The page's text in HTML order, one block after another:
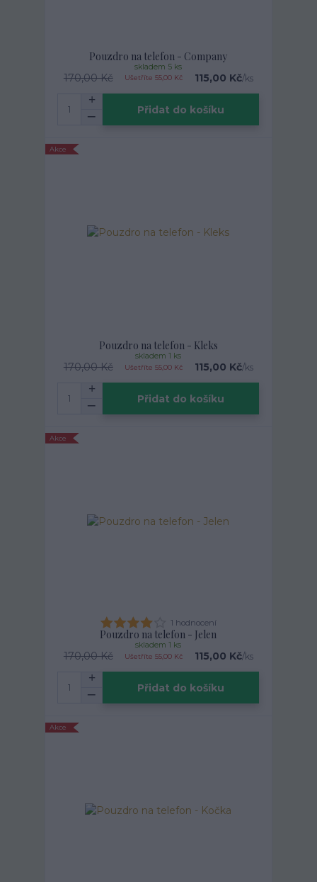
Pouzdro na telefon - Company
170,00 Kč Ušetříte 55,00 Kč 115,00 Kč/ks
skladem 5 ks
Přidat do košíku
Akce
Pouzdro na telefon - Kleks
170,00 Kč Ušetříte 55,00 Kč 115,00 Kč/ks
skladem 1 ks
Přidat do košíku
Akce
1 hodnocení
Pouzdro na telefon - Jelen
170,00 Kč Ušetříte 55,00 Kč 115,00 Kč/ks
skladem 1 ks
Přidat do košíku
Akce